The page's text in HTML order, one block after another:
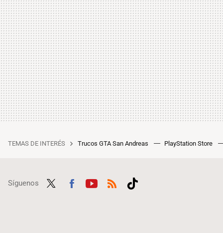
TEMAS DE INTERÉS Trucos GTA San Andreas PlayStation Store
Síguenos